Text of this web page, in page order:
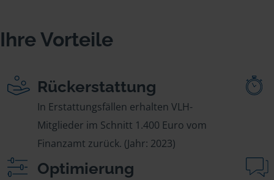
Ihre Vorteile
Rückerstattung
In Erstattungsfällen erhalten VLH-
Mitglieder im Schnitt 1.400 Euro vom
Finanzamt zurück. (Jahr: 2023)
Optimierung